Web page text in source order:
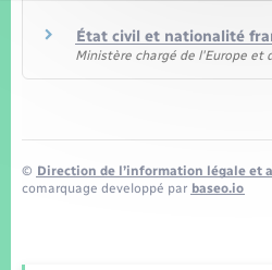
État civil et nationalité
Ministère chargé de l'Europe et
© Direction de l’information légale et
comarquage developpé par baseo.io